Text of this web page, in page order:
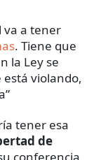
va a tener
. Tiene que
la Ley se
violando,
tener esa
de